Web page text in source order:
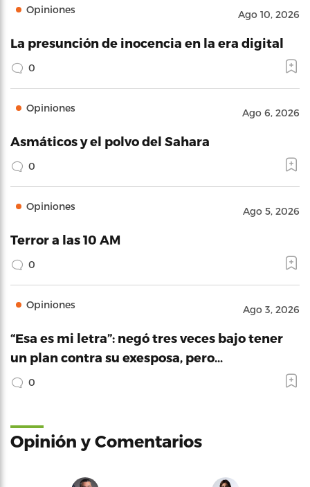
Opiniones Ago 10, 2026
La presunción de inocencia en la era digital
0
Opiniones Ago 6, 2026
Asmáticos y el polvo del Sahara
0
Opiniones Ago 5, 2026
Terror a las 10 AM
0
Opiniones Ago 3, 2026
“Esa es mi letra”: negó tres veces bajo tener
un plan contra su exesposa, pero…
0
Opinión y Comentarios